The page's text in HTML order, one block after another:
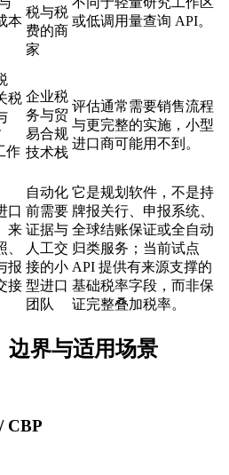
本
税与税
费的商
家
或低调用量查询 API。
税
作
企业税
务与贸
易合规
技术栈
评估通常需要销售流程
与更完整的实施，小型
进口商可能用不到。
口
来
报
接
自动化
前需要
证据与
人工交
接的小
型进口
团队
它是规划软件，不是持
牌报关行、申报系统、
全球结账保证或全自动
归类服务；当前试点
API 提供有来源支撑的
基础税率字段，而非保
证完整叠加税率。
边界与适用场景
CBP